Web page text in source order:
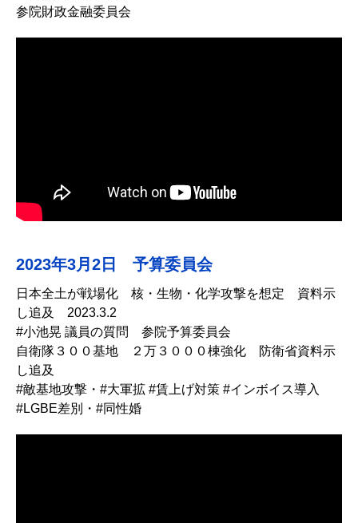
参院財政金融委員会
2023年3月2日 予算委員会
日本全土が戦場化 核・生物・化学攻撃を想定 資料示
し追及 2023.3.2
#小池晃 議員の質問 参院予算委員会
自衛隊３００基地 ２万３０００棟強化 防衛省資料示
し追及
#敵基地攻撃・#大軍拡 #賃上げ対策 #インボイス導入
#LGBE差別・#同性婚